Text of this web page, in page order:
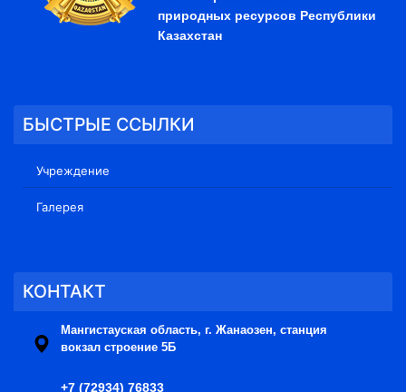
природных ресурсов Республики
Казахстан
БЫСТРЫЕ ССЫЛКИ
Учреждение
Галерея
КОНТАКТ
Мангистауская область, г. Жанаозен, станция
вокзал строение 5Б
+7 (72934) 76833